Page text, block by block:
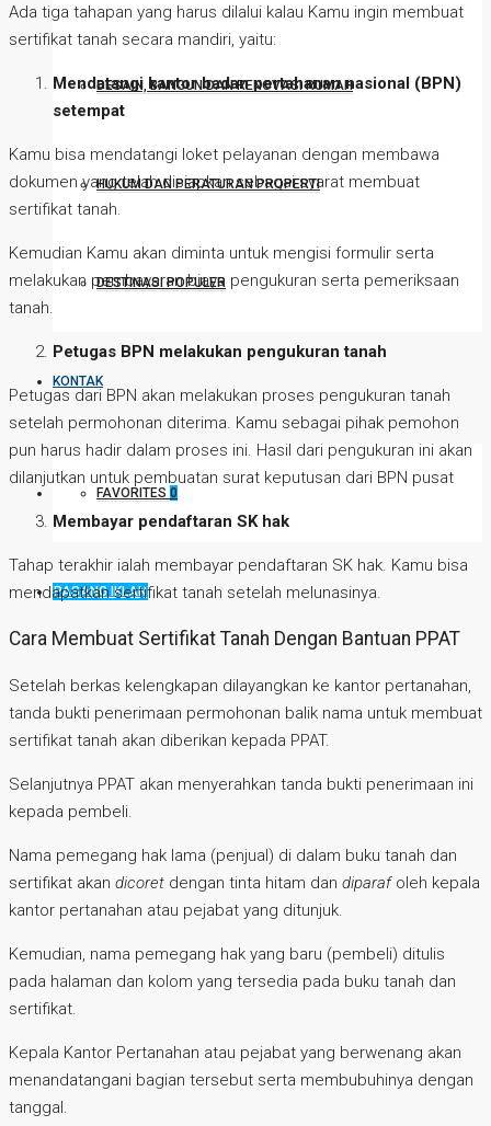
DESAIN, BANGUN DAN RENOVASI RUMAH
HUKUM DAN PERATURAN PROPERTI
DESTINASI POPULER
KONTAK
FAVORITES 0
PASANG IKLAN
Ada tiga tahapan yang harus dilalui kalau Kamu ingin membuat
sertifikat tanah secara mandiri, yaitu:
Mendatangi kantor badan pertahanan nasional (BPN)
setempat
Kamu bisa mendatangi loket pelayanan dengan membawa
dokumen yang telah disiapkan sebagai syarat membuat
sertifikat tanah.
Kemudian Kamu akan diminta untuk mengisi formulir serta
melakukan pembayaran biaya pengukuran serta pemeriksaan
tanah.
Petugas BPN melakukan pengukuran tanah
Petugas dari BPN akan melakukan proses pengukuran tanah
setelah permohonan diterima. Kamu sebagai pihak pemohon
pun harus hadir dalam proses ini. Hasil dari pengukuran ini akan
dilanjutkan untuk pembuatan surat keputusan dari BPN pusat
Membayar pendaftaran SK hak
Tahap terakhir ialah membayar pendaftaran SK hak. Kamu bisa
mendapatkan sertifikat tanah setelah melunasinya.
Cara Membuat Sertifikat Tanah Dengan Bantuan PPAT
Setelah berkas kelengkapan dilayangkan ke kantor pertanahan,
tanda bukti penerimaan permohonan balik nama untuk membuat
sertifikat tanah akan diberikan kepada PPAT.
Selanjutnya PPAT akan menyerahkan tanda bukti penerimaan ini
kepada pembeli.
Nama pemegang hak lama (penjual) di dalam buku tanah dan
sertifikat akan dicoret dengan tinta hitam dan diparaf oleh kepala
kantor pertanahan atau pejabat yang ditunjuk.
Kemudian, nama pemegang hak yang baru (pembeli) ditulis
pada halaman dan kolom yang tersedia pada buku tanah dan
sertifikat.
Kepala Kantor Pertanahan atau pejabat yang berwenang akan
menandatangani bagian tersebut serta membubuhinya dengan
tanggal.